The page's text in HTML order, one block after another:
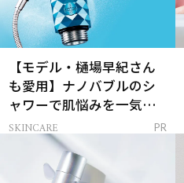
【モデル・樋場早紀さん
も愛用】ナノバブルのシ
ャワーで肌悩みを一気に
解決
SKINCARE PR